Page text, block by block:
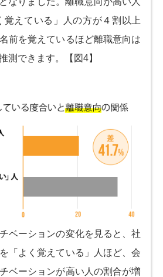
覚えている」人の方が４割以上
前を覚えているほど離職意向は
測できます。【図4】
ベーションの変化を見ると、社
「よく覚えている」人ほど、会
ベーションが高い人の割合が増